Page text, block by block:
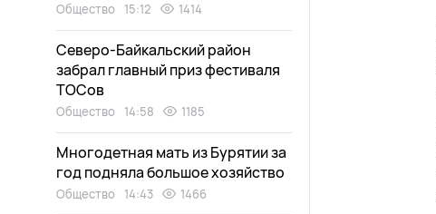
Общество 15:12 1414
Северо-Байкальский район
забрал главный приз фестиваля
ТОСов
Общество 14:58 1185
Многодетная мать из Бурятии за
год подняла большое хозяйство
Общество 14:43 1466